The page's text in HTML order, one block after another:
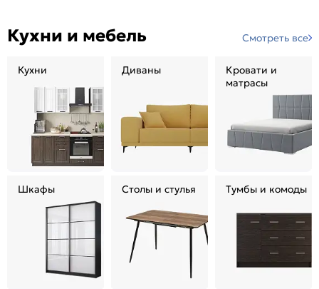
Кухни и мебель Смотреть все
Кухни Диваны
Кровати и
матрасы
Шкафы Столы и стулья Тумбы и комоды